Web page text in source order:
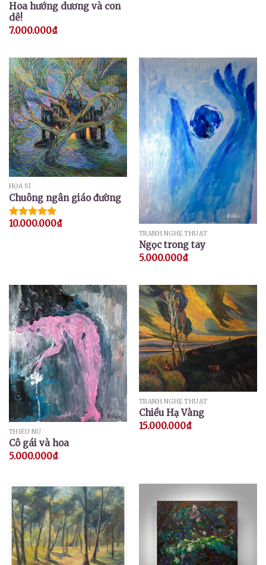
Hoa hướng dương và con
dê!
7.000.000₫
HỌA SĨ
Chuông ngân giáo đường
Được xếp
10.000.000₫
TRANH NGHỆ THUẬT
Ngọc trong tay
5.000.000₫
THIẾU NỮ
Cô gái và hoa
5.000.000₫
TRANH NGHỆ THUẬT
Chiều Hạ Vàng
15.000.000₫